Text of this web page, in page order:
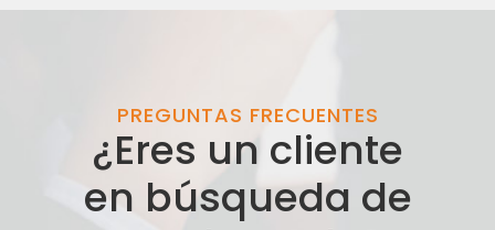
PREGUNTAS FRECUENTES
¿Eres un cliente
en búsqueda de